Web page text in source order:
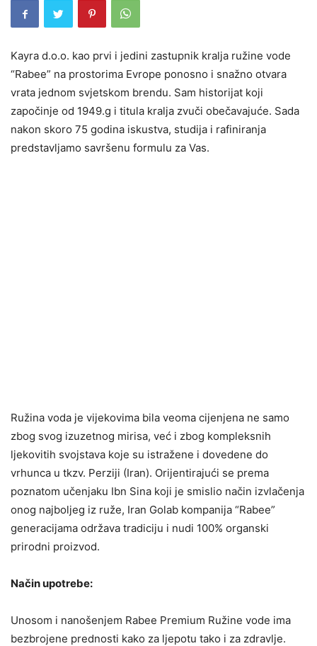
Kayra d.o.o. kao prvi i jedini zastupnik kralja ružine vode
“Rabee” na prostorima Evrope ponosno i snažno otvara
vrata jednom svjetskom brendu. Sam historijat koji
započinje od 1949.g i titula kralja zvuči obečavajuće. Sada
nakon skoro 75 godina iskustva, studija i rafiniranja
predstavljamo savršenu formulu za Vas.
Ružina voda je vijekovima bila veoma cijenjena ne samo
zbog svog izuzetnog mirisa, već i zbog kompleksnih
ljekovitih svojstava koje su istražene i dovedene do
vrhunca u tkzv. Perziji (Iran). Orijentirajući se prema
poznatom učenjaku Ibn Sina koji je smislio način izvlačenja
onog najboljeg iz ruže, Iran Golab kompanija “Rabee”
generacijama održava tradiciju i nudi 100% organski
prirodni proizvod.
Način upotrebe:
Unosom i nanošenjem Rabee Premium Ružine vode ima
bezbrojene prednosti kako za ljepotu tako i za zdravlje.